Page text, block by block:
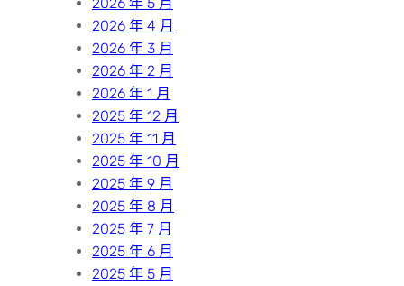
2026 年 4 月
2026 年 3 月
2026 年 2 月
2026 年 1 月
2025 年 12 月
2025 年 11 月
2025 年 10 月
2025 年 9 月
2025 年 8 月
2025 年 7 月
2025 年 6 月
2025 年 5 月